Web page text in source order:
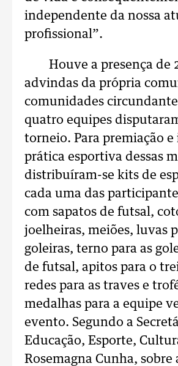
independente da nossa
profissional”.
Houve a presença de
advindas da própria
comunidades
quatro equipes
torneio. Para premiação
prática esportiva dessas
distribuíram-se kits de
cada uma das
com sapatos de futsal,
joelheiras, meiões, luvas
goleiras, terno para as
de futsal, apitos para o
redes para as traves e
medalhas para a equipe
evento. Segundo a
Educação, Esporte,
Rosemagna Cunha, sobre